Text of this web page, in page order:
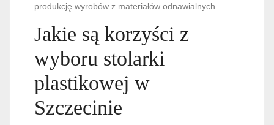
produkcję wyrobów z materiałów odnawialnych.
Jakie są korzyści z
wyboru stolarki
plastikowej w
Szczecinie